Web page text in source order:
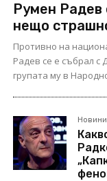
Румен Радев
нещо
Противно на
Радев се е събрал с
групата му в
Новини